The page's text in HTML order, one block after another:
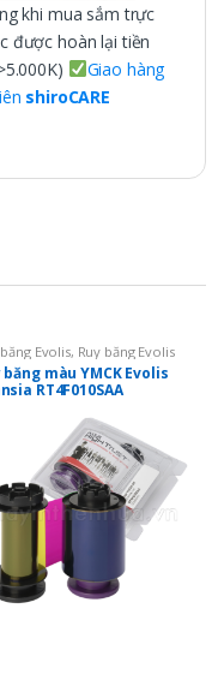
khi mua sắm trực
được hoàn lại tiền
Giao hàng
shiroCARE
Evolis, Ruy băng Evolis
, Ruy băng mực in thẻ,
màu YMCKO
băng màu YMCK Evolis
RT4F010SAA